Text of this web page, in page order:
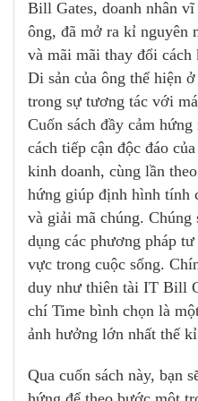
Bill Gates, doanh nhân
ông, đã mở ra kỉ nguyên
và mãi mãi thay đổi
Di sản của ông thể hiện
trong sự tương tác với
Cuốn sách đầy cảm
cách tiếp cận độc đáo
kinh doanh, cùng lần
hứng giúp định hình tính
và giải mã chúng. Chúng
dụng các phương pháp
vực trong cuộc sống.
duy như thiên tài IT Bill
chí Time bình chọn là
ảnh hưởng lớn nhất thế
Qua cuốn sách này, bạn